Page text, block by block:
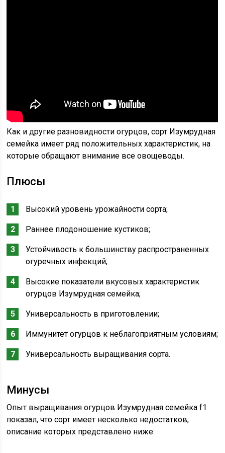
Как и другие разновидности огурцов, сорт Изумрудная
семейка имеет ряд положительных характеристик, на
которые обращают внимание все овощеводы.
Плюсы
Высокий уровень урожайности сорта;
Раннее плодоношение кустиков;
Устойчивость к большинству распространенных
огуречных инфекций;
Высокие показатели вкусовых характеристик
огурцов Изумрудная семейка;
Универсальность в приготовлении;
Иммунитет огурцов к неблагоприятным условиям;
Универсальность выращивания сорта.
Минусы
Опыт выращивания огурцов Изумрудная семейка f1
показал, что сорт имеет несколько недостатков,
описание которых представлено ниже: